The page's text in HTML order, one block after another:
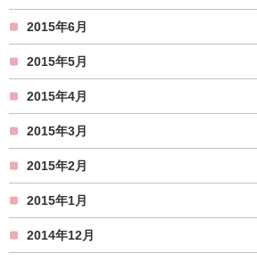
2015年6月
2015年5月
2015年4月
2015年3月
2015年2月
2015年1月
2014年12月